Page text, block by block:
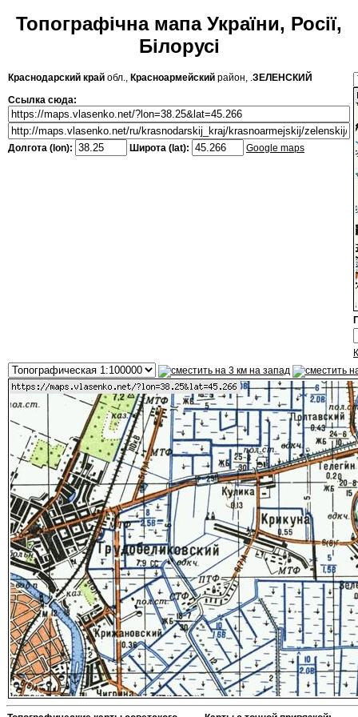
Топографічна мапа України, Росії,
Білорусі
Краснодарский край обл., Красноармейский район, .ЗЕЛЕНСКИЙ
Ссылка сюда:
Долгота (lon): Широта (lat): Google maps